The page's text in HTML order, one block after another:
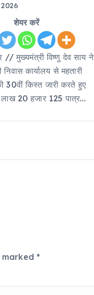
शेयर करें
// मुख्यमंत्री विष्णु देव साय ने
कार्यालय से महतारी
30वीं किस्त जारी करते हुए
20 हजार 125 पात्र…
marked*